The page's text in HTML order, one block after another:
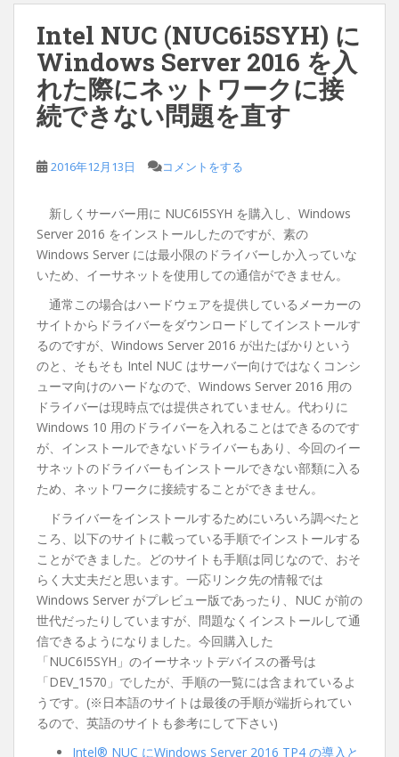
Intel NUC (NUC6i5SYH) に
Windows Server 2016 を入
れた際にネットワークに接
続できない問題を直す
2016年12月13日 コメントをする
新しくサーバー用に NUC6I5SYH を購入し、Windows
Server 2016 をインストールしたのですが、素の
Windows Server には最小限のドライバーしか入っていな
いため、イーサネットを使用しての通信ができません。
通常この場合はハードウェアを提供しているメーカーの
サイトからドライバーをダウンロードしてインストールす
るのですが、Windows Server 2016 が出たばかりという
のと、そもそも Intel NUC はサーバー向けではなくコンシ
ューマ向けのハードなので、Windows Server 2016 用の
ドライバーは現時点では提供されていません。代わりに
Windows 10 用のドライバーを入れることはできるのです
が、インストールできないドライバーもあり、今回のイー
サネットのドライバーもインストールできない部類に入る
ため、ネットワークに接続することができません。
ドライバーをインストールするためにいろいろ調べたと
ころ、以下のサイトに載っている手順でインストールする
ことができました。どのサイトも手順は同じなので、おそ
らく大丈夫だと思います。一応リンク先の情報では
Windows Server がプレビュー版であったり、NUC が前の
世代だったりしていますが、問題なくインストールして通
信できるようになりました。今回購入した
「NUC6I5SYH」のイーサネットデバイスの番号は
「DEV_1570」でしたが、手順の一覧には含まれているよ
うです。(※日本語のサイトは最後の手順が端折られてい
るので、英語のサイトも参考にして下さい)
Intel® NUC にWindows Server 2016 TP4 の導入と